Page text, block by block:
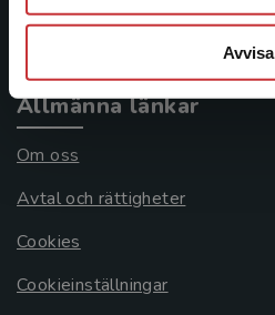
Avvisa
Allmänna länkar
Om oss
Avtal och rättigheter
Cookies
Cookieinställningar